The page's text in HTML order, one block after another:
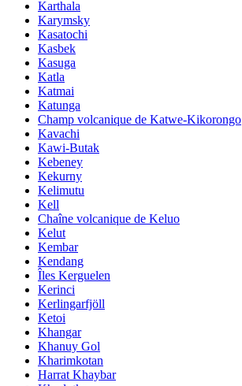
Karthala
Karymsky
Kasatochi
Kasbek
Kasuga
Katla
Katmai
Katunga
Champ volcanique de Katwe-Kikorongo
Kavachi
Kawi-Butak
Kebeney
Kekurny
Kelimutu
Kell
Chaîne volcanique de Keluo
Kelut
Kembar
Kendang
Îles Kerguelen
Kerinci
Kerlingarfjöll
Ketoi
Khangar
Khanuy Gol
Kharimkotan
Harrat Khaybar